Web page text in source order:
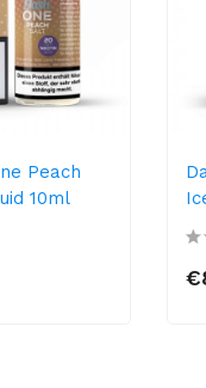
Peach
10ml